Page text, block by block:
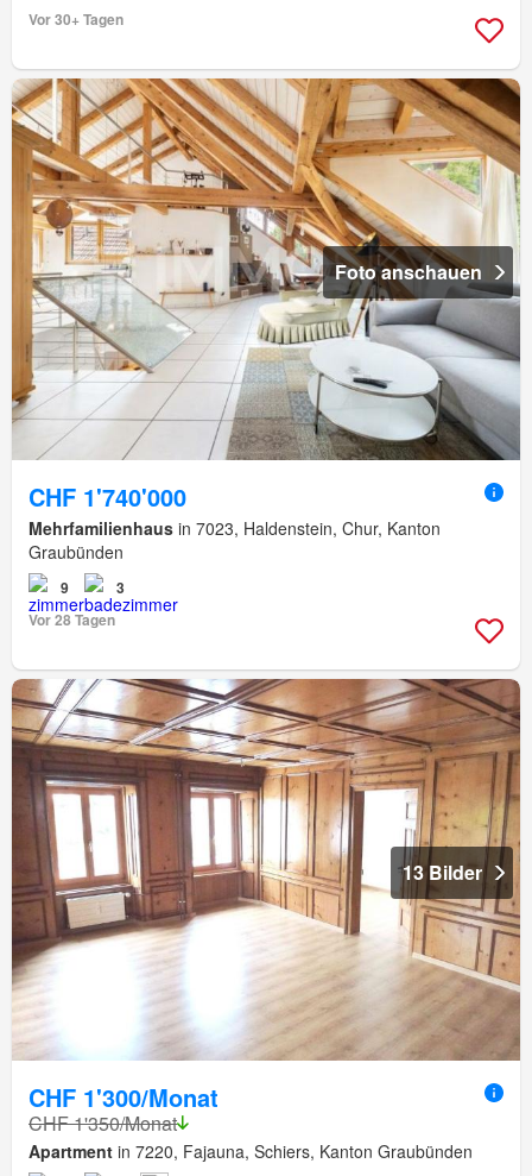
Vor 30+ Tagen
Foto anschauen
CHF 1'740'000
Mehrfamilienhaus in 7023, Haldenstein, Chur, Kanton
Graubünden
9
3
Vor 28 Tagen
13 Bilder
CHF 1'300/Monat
CHF 1'350/Monat
Apartment in 7220, Fajauna, Schiers, Kanton Graubünden